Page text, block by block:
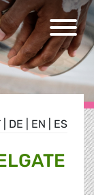
DE EN ES